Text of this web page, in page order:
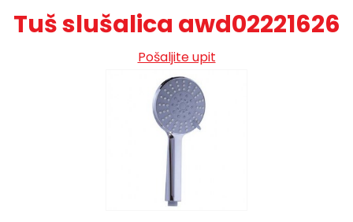
Tuš slušalica awd02221626
Pošaljite upit